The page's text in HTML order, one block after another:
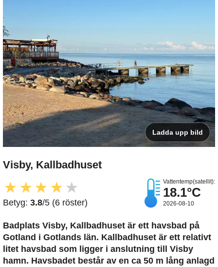
Ladda upp bild
Visby, Kallbadhuset
★ ★★ ★ ★
Betyg: 3.8/5 (6 röster)
Vattentemp(satellit):
18.1°C
2026-08-10
Badplats Visby, Kallbadhuset är ett havsbad på
Gotland i Gotlands län. Kallbadhuset är ett relativt
litet havsbad som ligger i anslutning till Visby
hamn. Havsbadet består av en ca 50 m lång anlagd